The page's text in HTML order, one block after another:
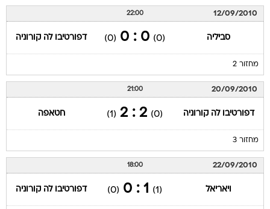
12/09/2010
22:00
סביליה (0)
0 : 0
(0) דפורטיבו לה קורוניה
מחזור 2
20/09/2010
21:00
דפורטיבו לה קורוניה (0)
2 : 2
(1) חטאפה
מחזור 3
22/09/2010
18:00
ויאריאל (1)
1 : 0
(0) דפורטיבו לה קורוניה